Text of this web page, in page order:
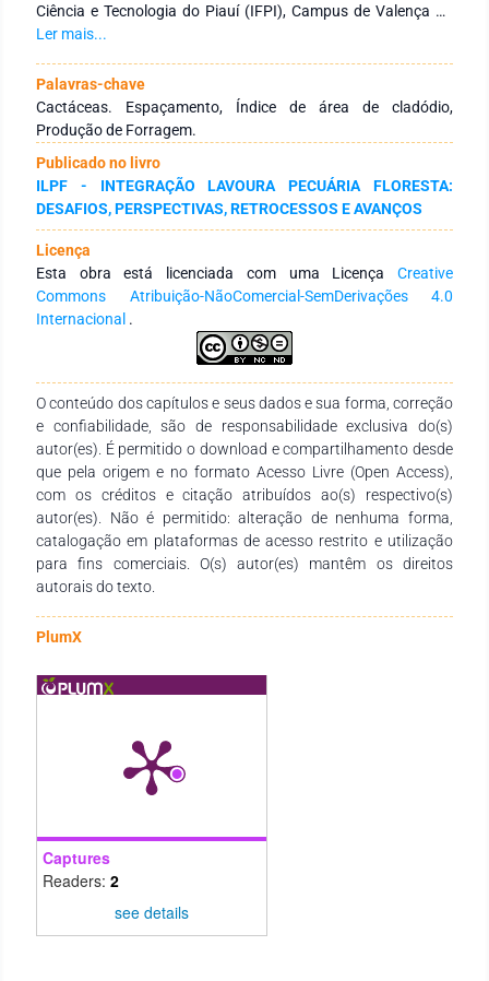
Ciência e Tecnologia do Piauí (IFPI), Campus de Valença do
Piauí. Os tratamentos consistiram em quatro densidades de
avaliados em um delineamento em blocos ao acaso com
quatro repetições. Observou-se efeito positivo das
densidades de plantas sobre a produção de biomassa de
forragem fresca, obtendo-se produção de 200.000 kg ha-1 na
densidade de 100.000 plantas ha-1. Essa produtividade está
associada principalmente aos maiores volumes, área e
índices de área de cladódios das plantas nas maiores
densidades, conforme a forte correlação entre a BFF e índice
de área de cladódio. O aumento da densidade de plantas
modifica as características morfofisiológicas da palma cv.
Orelha de Elefante Mexicana, com impacto na produção de
biomassa de forragem fresca. Com índices pluviométricos
semelhantes ao deste estudo ou uso de irrigação, pode-se
palma forrageira cv. Orelha de Elefante Mexicana.
Ler mais...
Palavras-chave
Cactáceas. Espaçamento, Índice de área de cladódio,
Produção de Forragem.
Publicado no livro
ILPF - INTEGRAÇÃO LAVOURA PECUÁRIA FLORESTA:
DESAFIOS, PERSPECTIVAS, RETROCESSOS E AVANÇOS
Licença
Esta obra está licenciada com uma Licença Creative
Commons Atribuição-NãoComercial-SemDerivações 4.0
Internacional .
O conteúdo dos capítulos e seus dados e sua forma, correção
e confiabilidade, são de responsabilidade exclusiva do(s)
autor(es). É permitido o download e compartilhamento desde
que pela origem e no formato Acesso Livre (Open Access),
com os créditos e citação atribuídos ao(s) respectivo(s)
autor(es). Não é permitido: alteração de nenhuma forma,
catalogação em plataformas de acesso restrito e utilização
para fins comerciais. O(s) autor(es) mantêm os direitos
autorais do texto.
PlumX
Captures
Readers: 2
see details